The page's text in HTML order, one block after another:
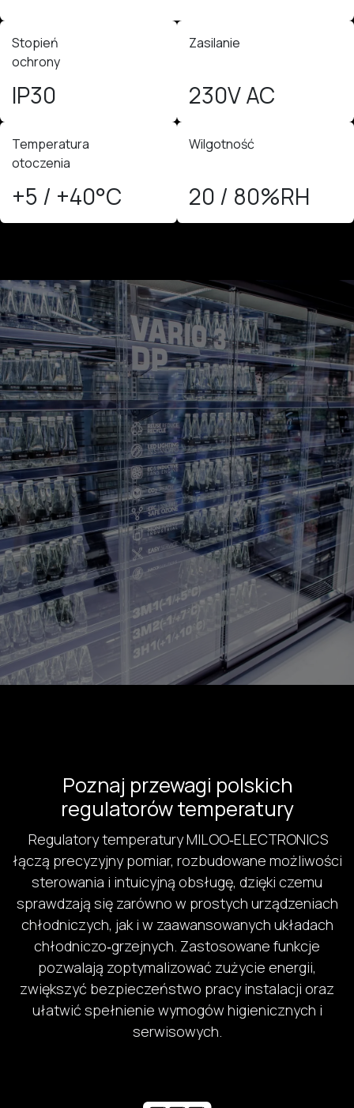
Stopień
ochrony
IP30
Zasilanie
230V AC
Temperatura
otoczenia
+5 / +40°C
Wilgotność
20 / 80%RH​
Poznaj przewagi polskich
regulatorów temperatury
Regulatory temperatury MILOO‑ELECTRONICS
łączą precyzyjny pomiar, rozbudowane możliwości
sterowania i intuicyjną obsługę, dzięki czemu
sprawdzają się zarówno w prostych urządzeniach
chłodniczych, jak i w zaawansowanych układach
chłodniczo‑grzejnych. Zastosowane funkcje
pozwalają zoptymalizować zużycie energii,
zwiększyć bezpieczeństwo pracy instalacji oraz
ułatwić spełnienie wymogów higienicznych i
serwisowych.